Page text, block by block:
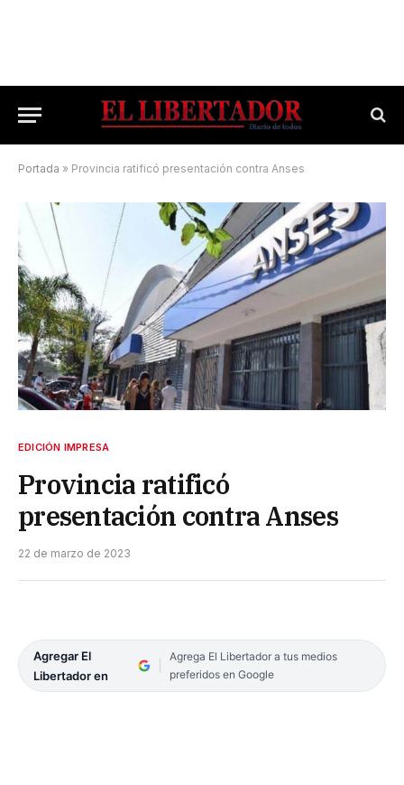
Portada » Provincia ratificó presentación contra Anses
EDICIÓN IMPRESA
Provincia ratificó
presentación contra Anses
22 de marzo de 2023
Agregar El
Libertador en
Agrega El Libertador a tus medios
preferidos en Google